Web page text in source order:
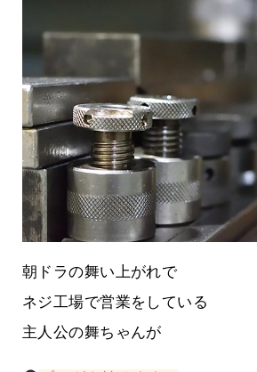
朝ドラの舞い上がれで
ネジ工場で営業をしている
主人公の舞ちゃんが